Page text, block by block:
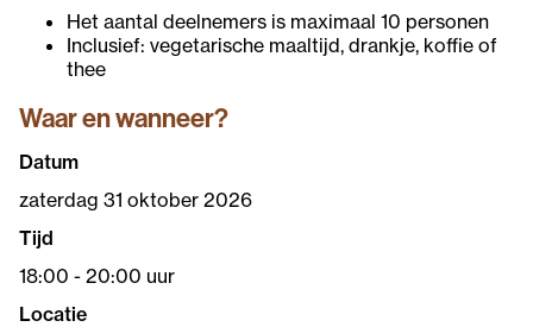
Het aantal deelnemers is maximaal 10 personen
Inclusief: vegetarische maaltijd, drankje, koffie of
thee
Waar en wanneer?
Datum
zaterdag 31 oktober 2026
Tijd
18:00 - 20:00 uur
Locatie